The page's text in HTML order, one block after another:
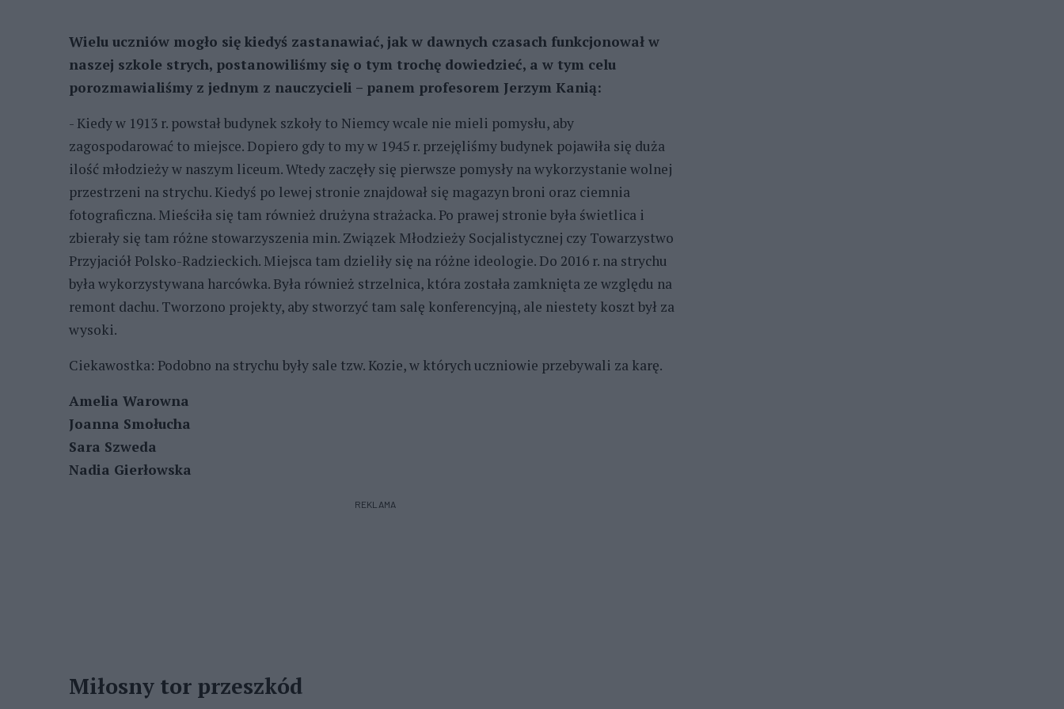
Wielu uczniów mogło się kiedyś zastanawiać, jak w dawnych czasach funkcjonował w
naszej szkole strych, postanowiliśmy się o tym trochę dowiedzieć, a w tym celu
porozmawialiśmy z jednym z nauczycieli – panem profesorem Jerzym Kanią:
- Kiedy w 1913 r. powstał budynek szkoły to Niemcy wcale nie mieli pomysłu, aby
zagospodarować to miejsce. Dopiero gdy to my w 1945 r. przejęliśmy budynek pojawiła się duża
ilość młodzieży w naszym liceum. Wtedy zaczęły się pierwsze pomysły na wykorzystanie wolnej
przestrzeni na strychu. Kiedyś po lewej stronie znajdował się magazyn broni oraz ciemnia
fotograficzna. Mieściła się tam również drużyna strażacka. Po prawej stronie była świetlica i
zbierały się tam różne stowarzyszenia min. Związek Młodzieży Socjalistycznej czy Towarzystwo
Przyjaciół Polsko-Radzieckich. Miejsca tam dzieliły się na różne ideologie. Do 2016 r. na strychu
była wykorzystywana harcówka. Była również strzelnica, która została zamknięta ze względu na
remont dachu. Tworzono projekty, aby stworzyć tam salę konferencyjną, ale niestety koszt był za
wysoki.
Ciekawostka: Podobno na strychu były sale tzw. Kozie, w których uczniowie przebywali za karę.
Amelia Warowna
Joanna Smołucha
Sara Szweda
Nadia Gierłowska
REKLAMA
Miłosny tor przeszkód